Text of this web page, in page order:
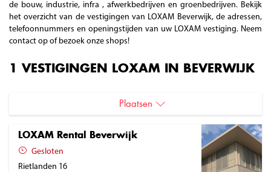
de bouw, industrie, infra , afwerkbedrijven en groenbedrijven. Bekijk
het overzicht van de vestigingen van LOXAM Beverwijk, de adressen,
telefoonnummers en openingstijden van uw LOXAM vestiging. Neem
contact op of bezoek onze shops!
1 VESTIGINGEN LOXAM IN BEVERWIJK
Plaatsen
LOXAM Rental Beverwijk
Gesloten
Rietlanden 16